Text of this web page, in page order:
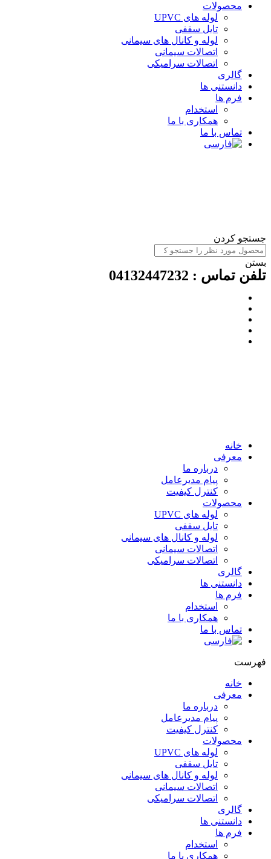
محصولات
لوله های UPVC
تایل سقفی
لوله و کانال های سیمانی
اتصالات سیمانی
اتصالات سرامیکی
گالری
دانستنی ها
فرم ها
استخدام
همکاری با ما
تماس با ما
جستجو کردن
بستن
تلفن تماس : 04132447232
خانه
معرفی
درباره ما
پیام مدیرعامل
کنترل کیفیت
محصولات
لوله های UPVC
تایل سقفی
لوله و کانال های سیمانی
اتصالات سیمانی
اتصالات سرامیکی
گالری
دانستنی ها
فرم ها
استخدام
همکاری با ما
تماس با ما
فهرست
خانه
معرفی
درباره ما
پیام مدیرعامل
کنترل کیفیت
محصولات
لوله های UPVC
تایل سقفی
لوله و کانال های سیمانی
اتصالات سیمانی
اتصالات سرامیکی
گالری
دانستنی ها
فرم ها
استخدام
همکاری با ما